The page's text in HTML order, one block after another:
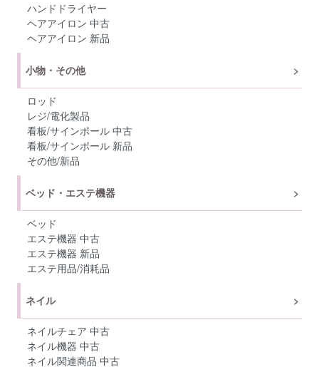
ハンドドライヤー
ヘアアイロン 中古
ヘアアイロン 新品
小物・その他
ロッド
レジ/電化製品
看板/サインポール 中古
看板/サインポール 新品
その他/新品
ベッド・エステ機器
ベッド
エステ機器 中古
エステ機器 新品
エステ用品/消耗品
ネイル
ネイルチェア 中古
ネイル機器 中古
ネイル関連商品 中古